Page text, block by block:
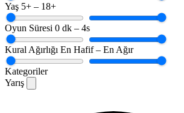
Yaş 5+ – 18+
Oyun Süresi 0 dk – 4s
Kural Ağırlığı En Hafif – En Ağır
Kategoriler
Yarış